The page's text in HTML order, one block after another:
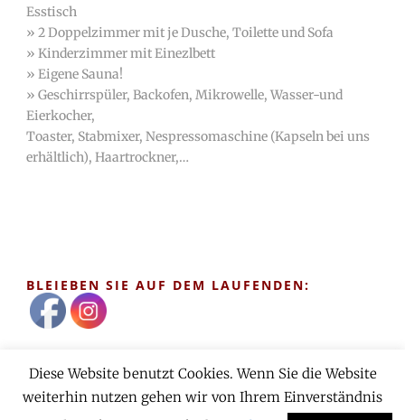
Esstisch
» 2 Doppelzimmer mit je Dusche, Toilette und Sofa
» Kinderzimmer mit Einezlbett
» Eigene Sauna!
» Geschirrspüler, Backofen, Mikrowelle, Wasser-und
Eierkocher,
Toaster, Stabmixer, Nespressomaschine (Kapseln bei uns
erhältlich), Haartrockner,…
BLEIEBEN SIE AUF DEM LAUFENDEN:
Impressum|Datenschutz
Ferienhof Raich| Oberleins 25 | A - 6471 Arzl im Pitztal | Tel.:
Diese Website benutzt Cookies. Wenn Sie die Website
weiterhin nutzen gehen wir von Ihrem Einverständnis